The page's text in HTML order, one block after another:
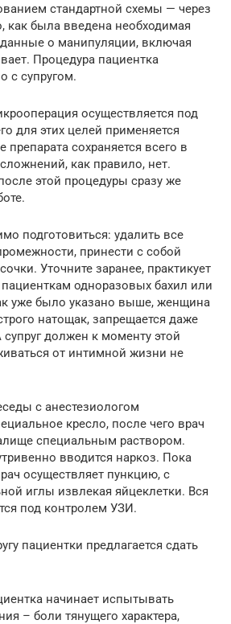
стандартной схемы — через
как была введена необходимая
о манипуляции, включая
Процедура пациентка
с супругом.
осуществляется под
для этих целей применяется
сохраняется всего в
как правило, нет.
этой процедуры сразу же
подготовиться: удалить все
принести с собой
Уточните заранее, практикует
одноразовых бахил или
уже было указано выше, женщина
натощак, запрещается даже
супруг должен к моменту этой
от интимной жизни не
с анестезиологом
кресло, после чего врач
специальным раствором.
вводится наркоз. Пока
осуществляет пункцию, с
иглы извлекая яйцеклетки. Вся
под контролем УЗИ.
пациентки предлагается сдать
начинает испытывать
– боли тянущего характера,